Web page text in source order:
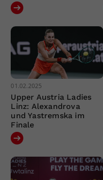
01.02.2025
Upper Austria Ladies
Linz: Alexandrova
und Yastremska im
Finale